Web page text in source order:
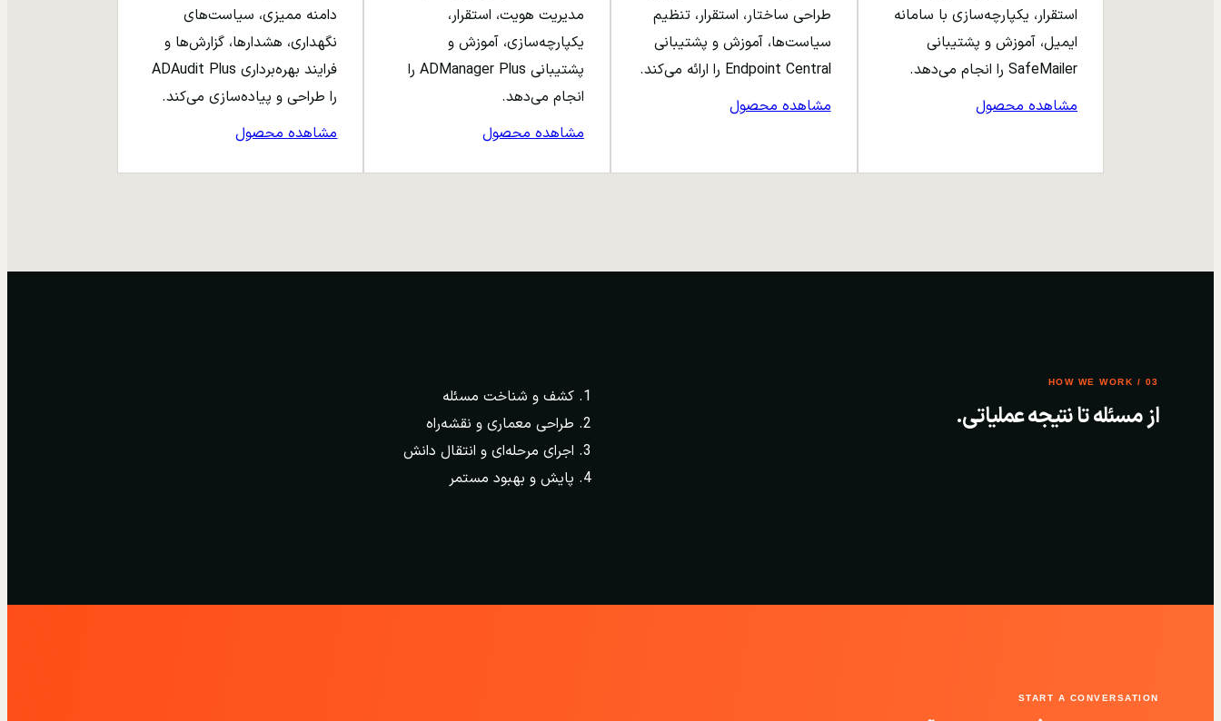
استقرار، یکپارچه‌سازی با سامانه
ایمیل، آموزش و پشتیبانی
SafeMailer را انجام می‌دهد.
مشاهده محصول
طراحی ساختار، استقرار، تنظیم
سیاست‌ها، آموزش و پشتیبانی
Endpoint Central را ارائه می‌کند.
مشاهده محصول
مدیریت هویت، استقرار،
یکپارچه‌سازی، آموزش و
پشتیبانی ADManager Plus را
انجام می‌دهد.
مشاهده محصول
دامنه ممیزی، سیاست‌های
نگهداری، هشدارها، گزارش‌ها و
فرایند بهره‌برداری ADAudit Plus
را طراحی و پیاده‌سازی می‌کند.
مشاهده محصول
03 / HOW WE WORK
از مسئله تا نتیجه عملیاتی.
کشف و شناخت مسئله
طراحی معماری و نقشه‌راه
اجرای مرحله‌ای و انتقال دانش
پایش و بهبود مستمر
START A CONVERSATION